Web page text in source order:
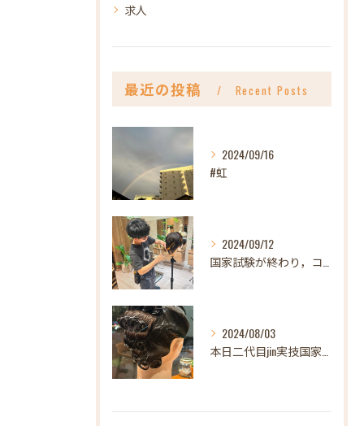
求人
最近の投稿 Recent Posts
2024/09/16
#虹
2024/09/12
2024/08/03